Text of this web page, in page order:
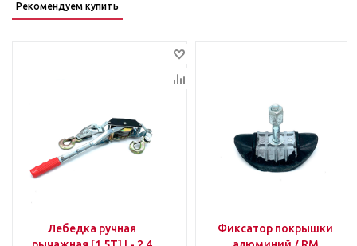
Рекомендуем купить
Лебедка ручная
Фиксатор покрышки